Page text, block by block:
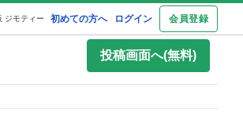
初めての方へ ログイン 会員登録
ジモティー
投稿画面へ(無料)